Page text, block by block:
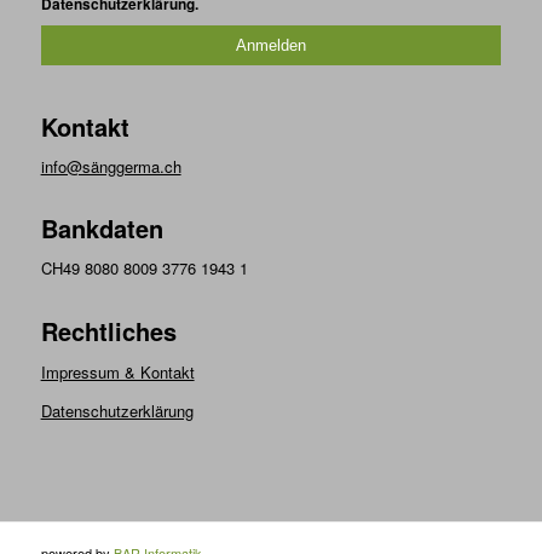
Datenschutzerklärung.
Kontakt
info@sänggerma.ch
Bankdaten
CH49 8080 8009 3776 1943 1
Rechtliches
Impressum & Kontakt
Datenschutzerklärung